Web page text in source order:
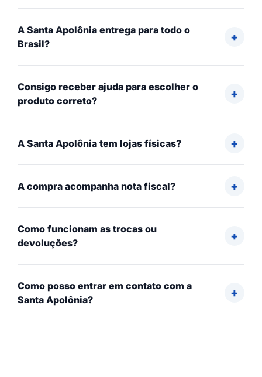
A Santa Apolônia entrega para todo o
Brasil?
Consigo receber ajuda para escolher o
produto correto?
A Santa Apolônia tem lojas físicas?
A compra acompanha nota fiscal?
Como funcionam as trocas ou
devoluções?
Como posso entrar em contato com a
Santa Apolônia?